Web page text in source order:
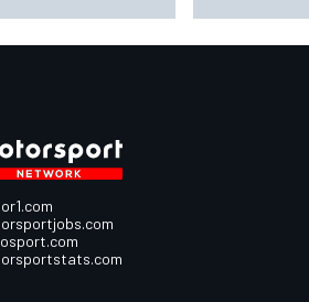
しかしドライバーた
る？ 投入時